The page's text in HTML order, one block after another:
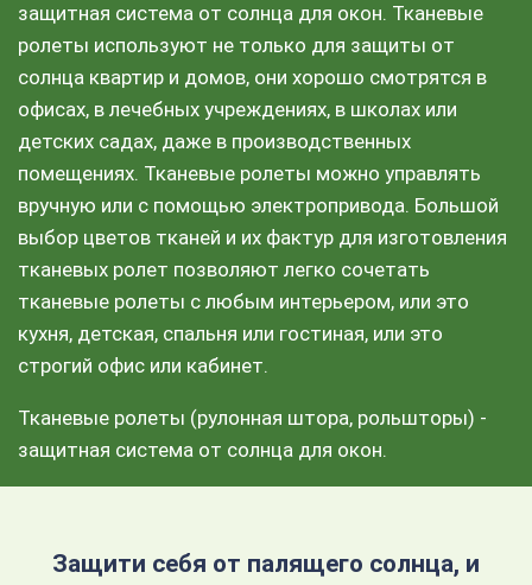
защитная система от солнца для окон. Тканевые
ролеты используют не только для защиты от
солнца квартир и домов, они хорошо смотрятся в
офисах, в лечебных учреждениях, в школах или
детских садах, даже в производственных
помещениях. Тканевые ролеты можно управлять
вручную или с помощью электропривода. Большой
выбор цветов тканей и их фактур для изготовления
тканевых ролет позволяют легко сочетать
тканевые ролеты с любым интерьером, или это
кухня, детская, спальня или гостиная, или это
строгий офис или кабинет.
Тканевые ролеты (рулонная штора, рольшторы) -
защитная система от солнца для окон.
Защити себя от палящего солнца, и